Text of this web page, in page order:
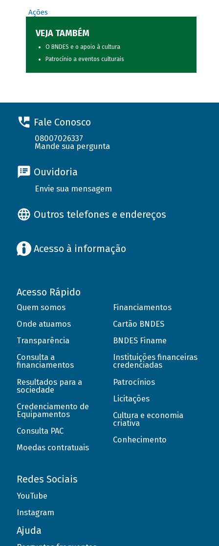
Ações
VEJA TAMBÉM
O BNDES e o apoio à cultura
Patrocínio a eventos culturais
Fale Conosco
08007026337
Mande sua pergunta
Ouvidoria
Envie sua mensagem
Outros telefones e endereços
Acesso à informação
Acesso Rápido
Quem somos
Onde atuamos
Transparência
Consulta a
financiamentos
Resultados para a
sociedade
Credenciamento de
Equipamentos
Consulta PAC
Moedas contratuais
Financiamentos
Cartão BNDES
BNDES Finame
Instituições financeiras
credenciadas
Patrocínios
Licitações
Cultura e economia
criativa
Conhecimento
Redes Sociais
YouTube
Instagram
Ajuda